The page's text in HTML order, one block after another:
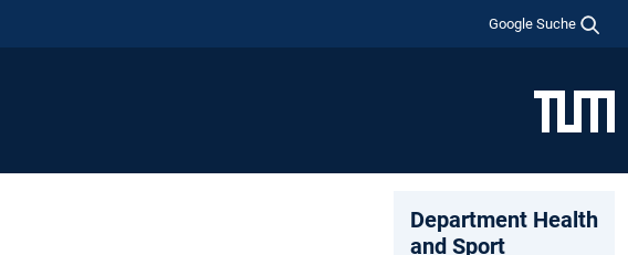
Google Suche
Department Health
and Sport